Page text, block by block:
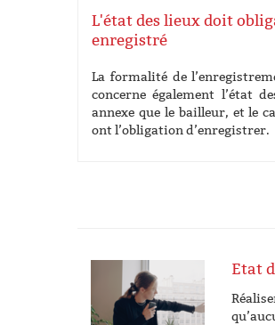
L'état des lieux doit
enregistré
La formalité de
concerne également l’état
annexe que le bailleur, et le
ont l’obligation d’enregistrer.
Etat